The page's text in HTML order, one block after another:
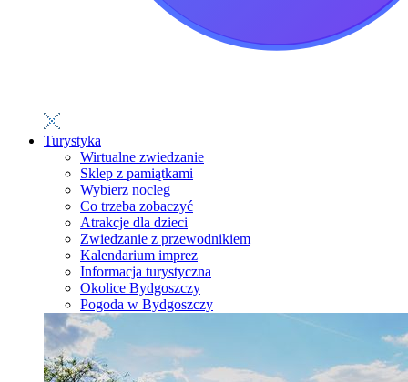
Turystyka
Wirtualne zwiedzanie
Sklep z pamiątkami
Wybierz nocleg
Co trzeba zobaczyć
Atrakcje dla dzieci
Zwiedzanie z przewodnikiem
Kalendarium imprez
Informacja turystyczna
Okolice Bydgoszczy
Pogoda w Bydgoszczy